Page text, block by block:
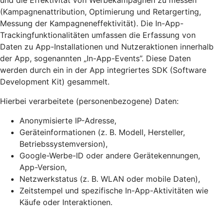
(Kampagnenattribution, Optimierung und Retargerting,
Messung der Kampagneneffektivität). Die In-App-
Trackingfunktionalitäten umfassen die Erfassung von
Daten zu App-Installationen und Nutzeraktionen innerhalb
der App, sogenannten „In-App-Events”. Diese Daten
werden durch ein in der App integriertes SDK (Software
Development Kit) gesammelt.
Hierbei verarbeitete (personenbezogene) Daten:
Anonymisierte IP-Adresse,
Geräteinformationen (z. B. Modell, Hersteller,
Betriebssystemversion),
Google-Werbe-ID oder andere Gerätekennungen,
App-Version,
Netzwerkstatus (z. B. WLAN oder mobile Daten),
Zeitstempel und spezifische In-App-Aktivitäten wie
Käufe oder Interaktionen.